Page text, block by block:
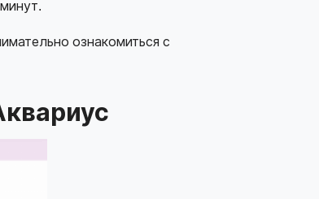
ознакомиться с